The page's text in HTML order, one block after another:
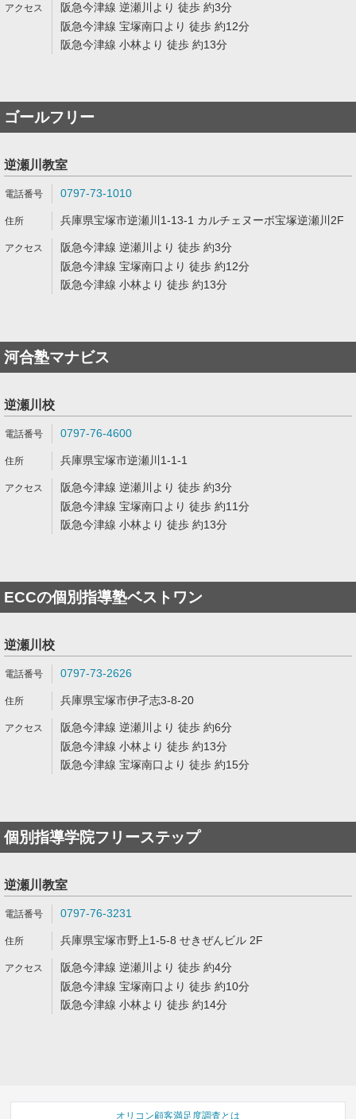
阪急今津線 逆瀬川より 徒歩 約3分
阪急今津線 宝塚南口より 徒歩 約12分
阪急今津線 小林より 徒歩 約13分
ゴールフリー
逆瀬川教室
0797-73-1010
兵庫県宝塚市逆瀬川1-13-1 カルチェヌーボ宝塚逆瀬川2F
阪急今津線 逆瀬川より 徒歩 約3分
阪急今津線 宝塚南口より 徒歩 約12分
阪急今津線 小林より 徒歩 約13分
河合塾マナビス
逆瀬川校
0797-76-4600
兵庫県宝塚市逆瀬川1-1-1
阪急今津線 逆瀬川より 徒歩 約3分
阪急今津線 宝塚南口より 徒歩 約11分
阪急今津線 小林より 徒歩 約13分
ECCの個別指導塾ベストワン
逆瀬川校
0797-73-2626
兵庫県宝塚市伊孑志3-8-20
阪急今津線 逆瀬川より 徒歩 約6分
阪急今津線 小林より 徒歩 約13分
阪急今津線 宝塚南口より 徒歩 約15分
個別指導学院フリーステップ
逆瀬川教室
0797-76-3231
兵庫県宝塚市野上1-5-8 せきぜんビル 2F
阪急今津線 逆瀬川より 徒歩 約4分
阪急今津線 宝塚南口より 徒歩 約10分
阪急今津線 小林より 徒歩 約14分
オリコン顧客満足度調査とは